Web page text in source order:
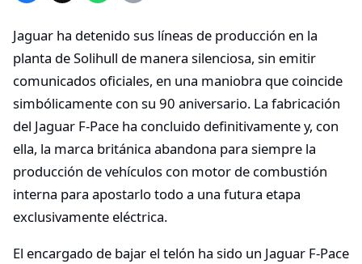
Jaguar ha detenido sus líneas de producción en la
planta de Solihull de manera silenciosa, sin emitir
comunicados oficiales, en una maniobra que coincide
simbólicamente con su 90 aniversario. La fabricación
del Jaguar F-Pace ha concluido definitivamente y, con
ella, la marca británica abandona para siempre la
producción de vehículos con motor de combustión
interna para apostarlo todo a una futura etapa
exclusivamente eléctrica.
El encargado de bajar el telón ha sido un Jaguar F-Pace